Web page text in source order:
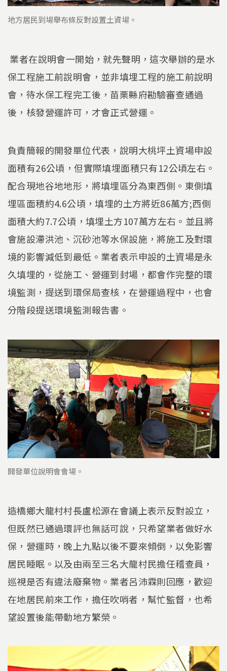
地方居民到場舉布條反對設置土資場。
業者在說明會一開始，就先聲明，這次舉辦的是水
保工程施工前說明會，並非填埋工程的施工前說明
會，待水保工程完工後，苗栗縣府勘驗審查通過
後，核發營運許可，才會正式營運。
負責簡報的開發單位代表，說明大桃坪土資場申設
面積有26公頃，但實際填埋面積只有12公頃左右。
配合現地谷地地形，將填埋區分為東西側。東側填
埋區面積約4.6公頃，填埋的土方將近86萬方;西側
面積大約7.7公頃，填埋土方107萬方左右。並且將
會施設滯洪池、沉砂池等水保設施，將施工及對環
境的影響減低到最低。業者表示申設的土資場是永
久填埋的，從施工、營運到封場，都會作完整的環
境監測，提送到環保局查核，在營運過程中，也會
分階段提送環境監測報告書。
開發單位說明會會場。
造橋鄉大龍村村長盧松源在會議上表示反對設立，
但既然已通過環評也無話可說，只希望業者做好水
保，營運時，晚上九點以後不要來傾倒，以免影響
居民睡眠。以及由兩至三名大龍村民擔任稽查員，
巡視是否有違法廢棄物。業者呂沛霖則回應，歡迎
在地居民前來工作，擔任吹哨者，幫忙監督，也希
望設置後能帶動地方繁榮。